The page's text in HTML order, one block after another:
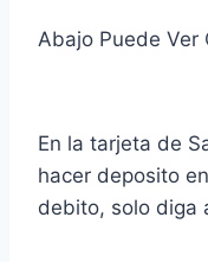
Abajo Puede Ver
En la tarjeta de
hacer deposito
debito, solo diga